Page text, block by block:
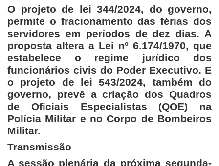
O projeto de lei 344/2024, do governo,
permite o fracionamento das férias dos
servidores em períodos de dez dias. A
proposta altera a Lei nº 6.174/1970, que
estabelece o regime jurídico dos
funcionários civis do Poder Executivo. E
o projeto de lei 543/2024, também do
governo, prevê a criação dos Quadros
de Oficiais Especialistas (QOE) na
Polícia Militar e no Corpo de Bombeiros
Militar.
Transmissão
A sessão plenária da próxima segunda-